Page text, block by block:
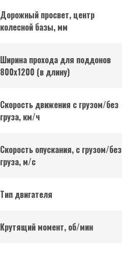
Дорожный просвет, центр
колесной базы, мм
Ширина прохода для поддонов
800х1200 (в длину)
Скорость движения с грузом/без
груза, км/ч
Скорость опускания, с грузом/без
груза, м/с
Тип двигателя
Крутящий момент, об/мин